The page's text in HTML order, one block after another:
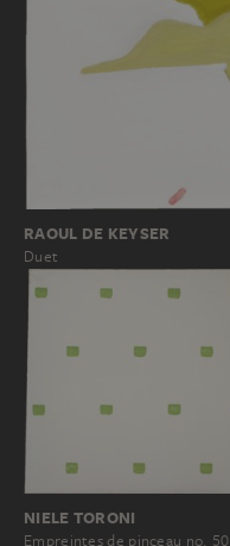
RAOUL DE KEYSER
Duet
NIELE TORONI
Empreintes de pinceau no. 50